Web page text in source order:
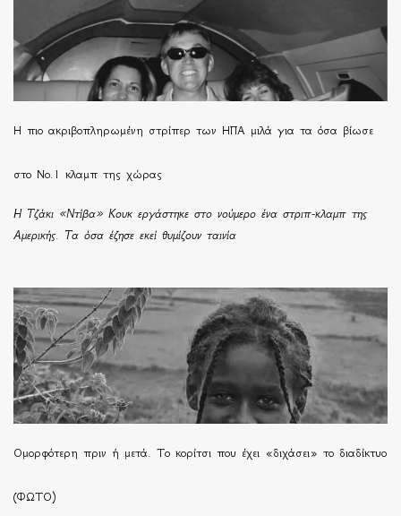
H πιο ακριβοπληρωμένη στρίπερ των ΗΠΑ μιλά για τα όσα βίωσε
στο Νο.1 κλαμπ της χώρας
Η Τζάκι «Ντίβα» Κουκ εργάστηκε στο νούμερο ένα στριπ-κλαμπ της
Αμερικής. Τα όσα έζησε εκεί θυμίζουν ταινία
Ομορφότερη πριν ή μετά. Το κορίτσι που έχει «διχάσει» το διαδίκτυο
(ΦΩΤΟ)